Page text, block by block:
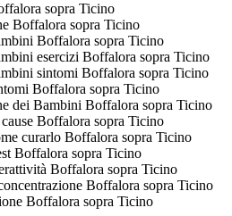
sopra Ticino
Boffalora sopra Ticino
Boffalora sopra Ticino
esercizi Boffalora sopra Ticino
sintomi Boffalora sopra Ticino
Boffalora sopra Ticino
dei Bambini Boffalora sopra Ticino
Boffalora sopra Ticino
curarlo Boffalora sopra Ticino
Boffalora sopra Ticino
Boffalora sopra Ticino
Boffalora sopra Ticino
Boffalora sopra Ticino